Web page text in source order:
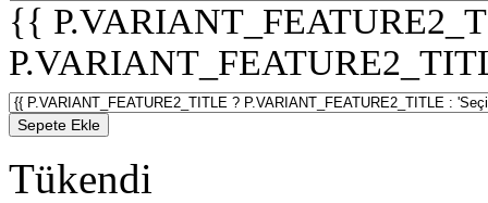
{{
Sepete Ekle
Tükendi